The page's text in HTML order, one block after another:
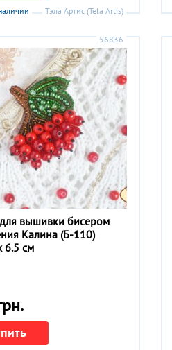
Тэла Артис (Tela Artis)
56836
вышивки бисером
Калина (Б-110)
6.5 см